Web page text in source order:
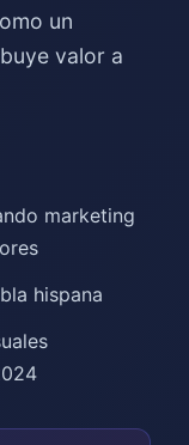
un
valor a
marketing
hispana